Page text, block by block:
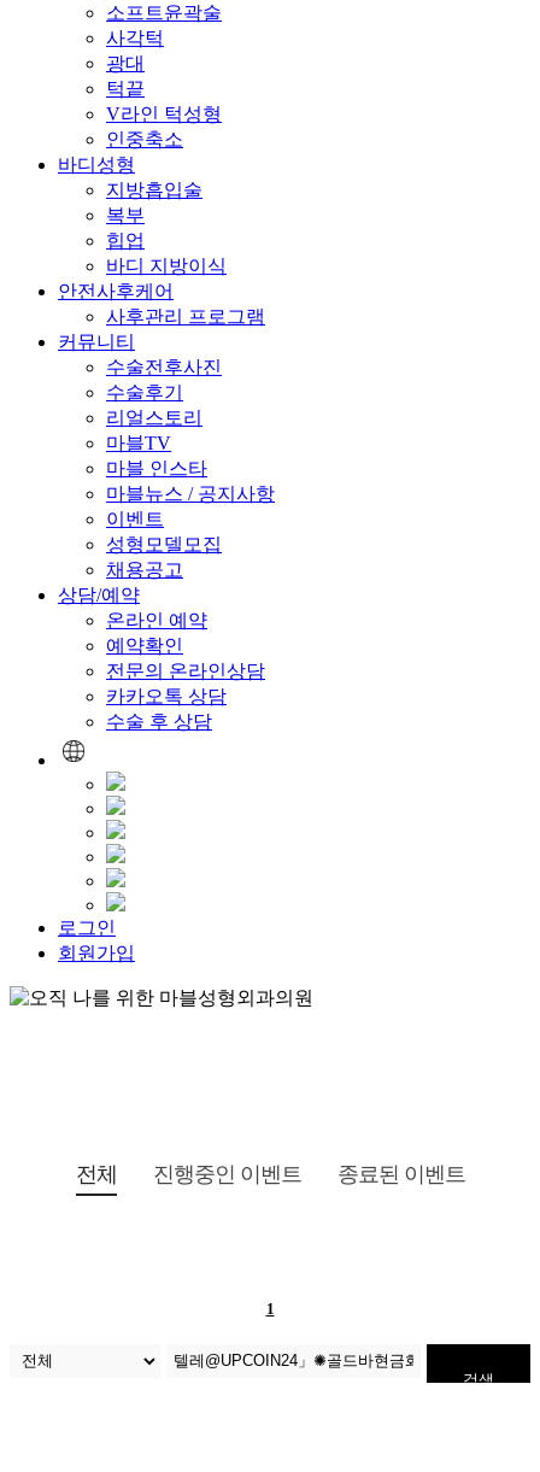
소프트윤곽술
사각턱
광대
턱끝
V라인 턱성형
인중축소
바디성형
지방흡입술
복부
힙업
바디 지방이식
안전사후케어
사후관리 프로그램
커뮤니티
수술전후사진
수술후기
리얼스토리
마블TV
마블 인스타
마블뉴스 / 공지사항
이벤트
성형모델모집
채용공고
상담/예약
온라인 예약
예약확인
전문의 온라인상담
카카오톡 상담
수술 후 상담
로그인
회원가입
전체 진행중인 이벤트 종료된 이벤트
1
검색